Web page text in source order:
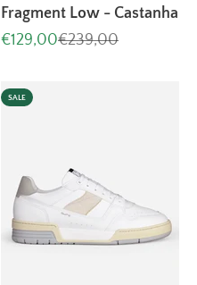
Fragment Low - Castanha
Aanbiedingsprijs
€129,00Normale prijs
€239,00
SALE